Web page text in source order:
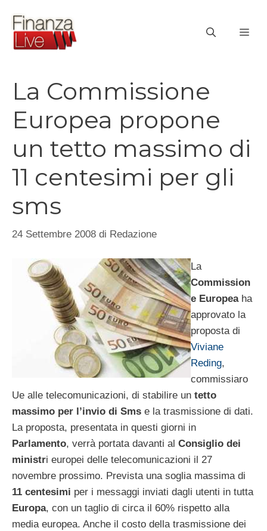
contenuto
La Commissione
Europea propone
un tetto massimo di
11 centesimi per gli
sms
24 Settembre 2008 di Redazione
La
Commission
e Europeaha
approvato la
proposta di
Viviane
Reding,
commissiaro
Ue alle telecomunicazioni, di stabilire un tetto
massimo per l’invio di Sms e la trasmissione di dati.
La proposta, presentata in questi giorni in
Parlamento, verrà portata davanti al Consiglio dei
ministri europei delle telecomunicazioni il 27
novembre prossimo. Prevista una soglia massima di
11 centesimi per i messaggi inviati dagli utenti in tutta
Europa, con un taglio di circa il 60% rispetto alla
media europea. Anche il costo della trasmissione dei